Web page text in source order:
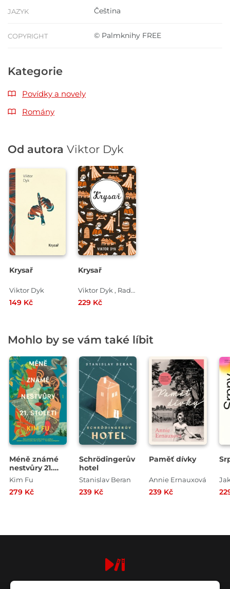
JAZYK Čeština
COPYRIGHT © Palmknihy FREE
Kategorie
Povídky a novely
Romány
Od autora Viktor Dyk
Krysař
Viktor Dyk
149 Kč
Krysař
Viktor Dyk , Radek Malý
229 Kč
Mohlo by se vám také líbit
Méně známé
nestvůry 21.
století
Kim Fu
279 Kč
Schrödingerův
hotel
Stanislav Beran
239 Kč
Paměť dívky
Annie Ernauxová
239 Kč